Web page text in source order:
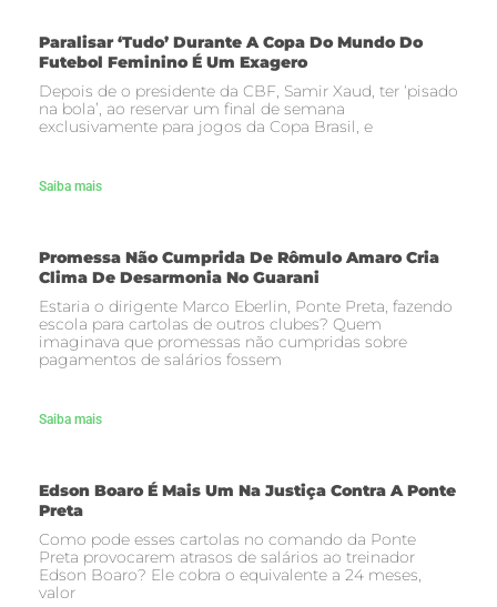
Paralisar ‘tudo’ Durante A Copa Do Mundo Do
Futebol Feminino É Um Exagero
Depois de o presidente da CBF, Samir Xaud, ter ‘pisado
na bola’, ao reservar um final de semana
exclusivamente para jogos da Copa Brasil, e
Saiba mais
Promessa Não Cumprida De Rômulo Amaro Cria
Clima De Desarmonia No Guarani
Estaria o dirigente Marco Eberlin, Ponte Preta, fazendo
escola para cartolas de outros clubes? Quem
imaginava que promessas não cumpridas sobre
pagamentos de salários fossem
Saiba mais
Edson Boaro É Mais Um Na Justiça Contra A Ponte
Preta
Como pode esses cartolas no comando da Ponte
Preta provocarem atrasos de salários ao treinador
Edson Boaro? Ele cobra o equivalente a 24 meses,
valor